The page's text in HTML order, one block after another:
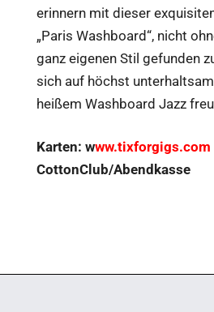
erinnern mit dieser
„Paris Washboard“, nicht
ganz eigenen Stil gefunden
sich auf höchst
heißem Washboard Jazz
Karten: www.tixforgigs.com
CottonClub/Abendkasse